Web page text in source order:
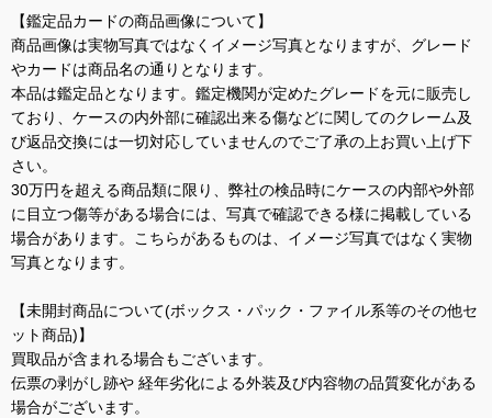
【鑑定品カードの商品画像について】
商品画像は実物写真ではなくイメージ写真となりますが、グレード
やカードは商品名の通りとなります。
本品は鑑定品となります。鑑定機関が定めたグレードを元に販売し
ており、ケースの内外部に確認出来る傷などに関してのクレーム及
び返品交換には一切対応していませんのでご了承の上お買い上げ下
さい。
30万円を超える商品類に限り、弊社の検品時にケースの内部や外部
に目立つ傷等がある場合には、写真で確認できる様に掲載している
場合があります。こちらがあるものは、イメージ写真ではなく実物
写真となります。
【未開封商品について(ボックス・パック・ファイル系等のその他セ
ット商品)】
買取品が含まれる場合もございます。
伝票の剥がし跡や 経年劣化による外装及び内容物の品質変化がある
場合がございます。